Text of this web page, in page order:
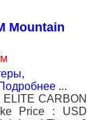
Mountain
...
CARBON
Price : USD